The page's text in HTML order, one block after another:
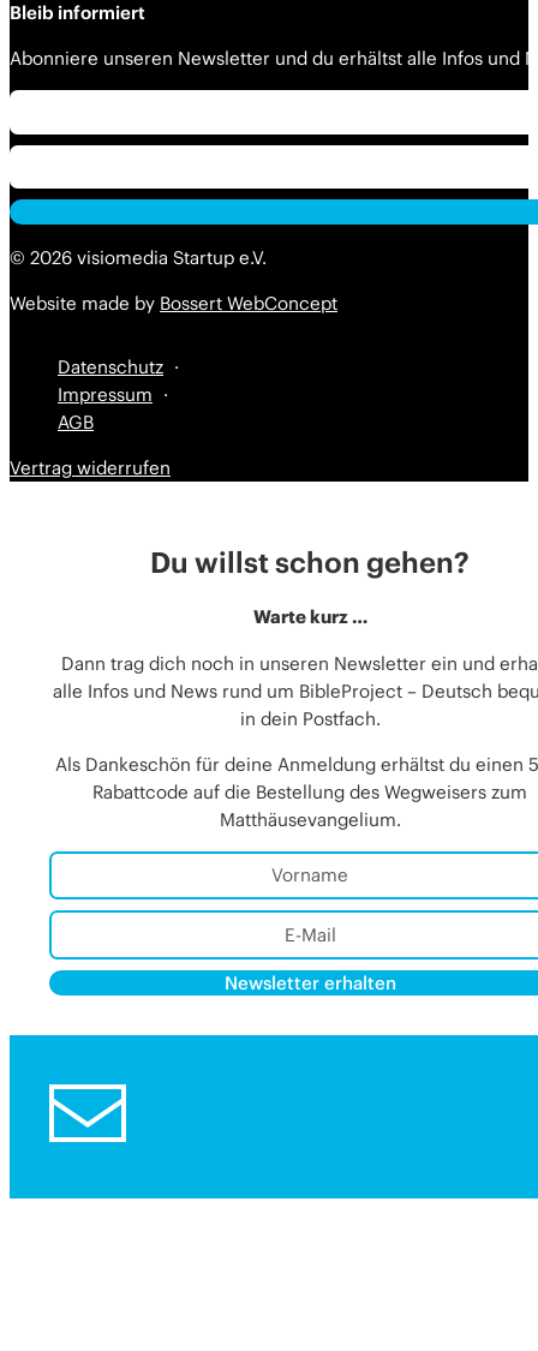
Bleib informiert
Abonniere unseren Newsletter und du erhältst alle Infos und
© 2026 visiomedia Startup e.V.
Website made by Bossert WebConcept
Datenschutz
Impressum
AGB
Vertrag widerrufen
Du willst schon gehen?
Warte kurz …
Dann trag dich noch in unseren Newsletter ein und
alle Infos und News rund um BibleProject – Deutsch
in dein Postfach.
Als Dankeschön für deine Anmeldung erhältst du einen
Rabattcode auf die Bestellung des Wegweisers zum
Matthäusevangelium.
Newsletter erhalten